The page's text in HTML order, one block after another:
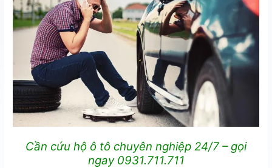
Cần cứu hộ ô tô chuyên nghiệp 24/7 – gọi
ngay 0931.711.711